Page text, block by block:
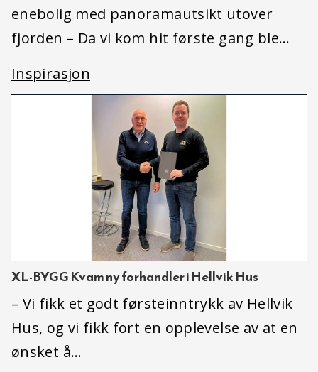
enebolig med panoramautsikt utover
fjorden – Da vi kom hit første gang ble…
Inspirasjon
XL-BYGG Kvam ny forhandler i Hellvik Hus
– Vi fikk et godt førsteinntrykk av Hellvik
Hus, og vi fikk fort en opplevelse av at en
ønsket å…